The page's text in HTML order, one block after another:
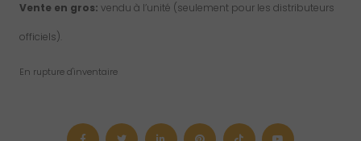
Vente en gros: vendu à l’unité (seulement pour les distributeurs
officiels).
En rupture d'inventaire